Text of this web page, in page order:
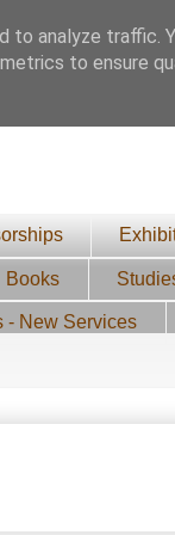
Books
- New Services
analyze traffic.
to ensure